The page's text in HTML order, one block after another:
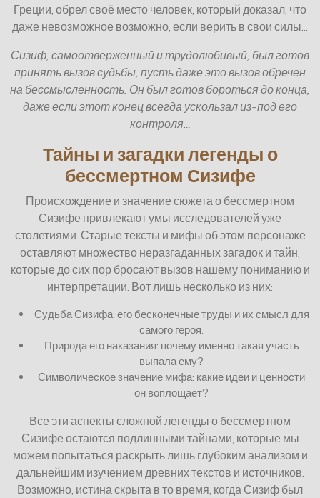
Греции, обрел своё место человек, который доказал, что
даже невозможное возможно, если верить в свои силы…
Сизиф, самоотверженный и трудолюбивый, был готов
принять вызов судьбы, пусть даже это вызов обречен
на бессмысленность. Он был готов бороться до конца,
даже если этот конец всегда ускользал из-под его
контроля…
Тайны и загадки легенды о
бессмертном Сизифе
Происхождение и значение сюжета о бессмертном
Сизифе привлекают умы исследователей уже
столетиями. Старые тексты и мифы об этом персонаже
оставляют множество неразгаданных загадок и тайн,
которые до сих пор бросают вызов нашему пониманию и
интерпретации. Вот лишь несколько из них:
Судьба Сизифа: его бесконечные труды и их смысл для
самого героя.
Природа его наказания: почему именно такая участь
выпала ему?
Символическое значение мифа: какие идеи и ценности
он воплощает?
Все эти аспекты сложной легенды о бессмертном
Сизифе остаются подлинными тайнами, которые мы
можем попытаться раскрыть лишь глубоким анализом и
дальнейшим изучением древних текстов и источников.
Возможно, истина скрыта в то время, когда Сизиф был